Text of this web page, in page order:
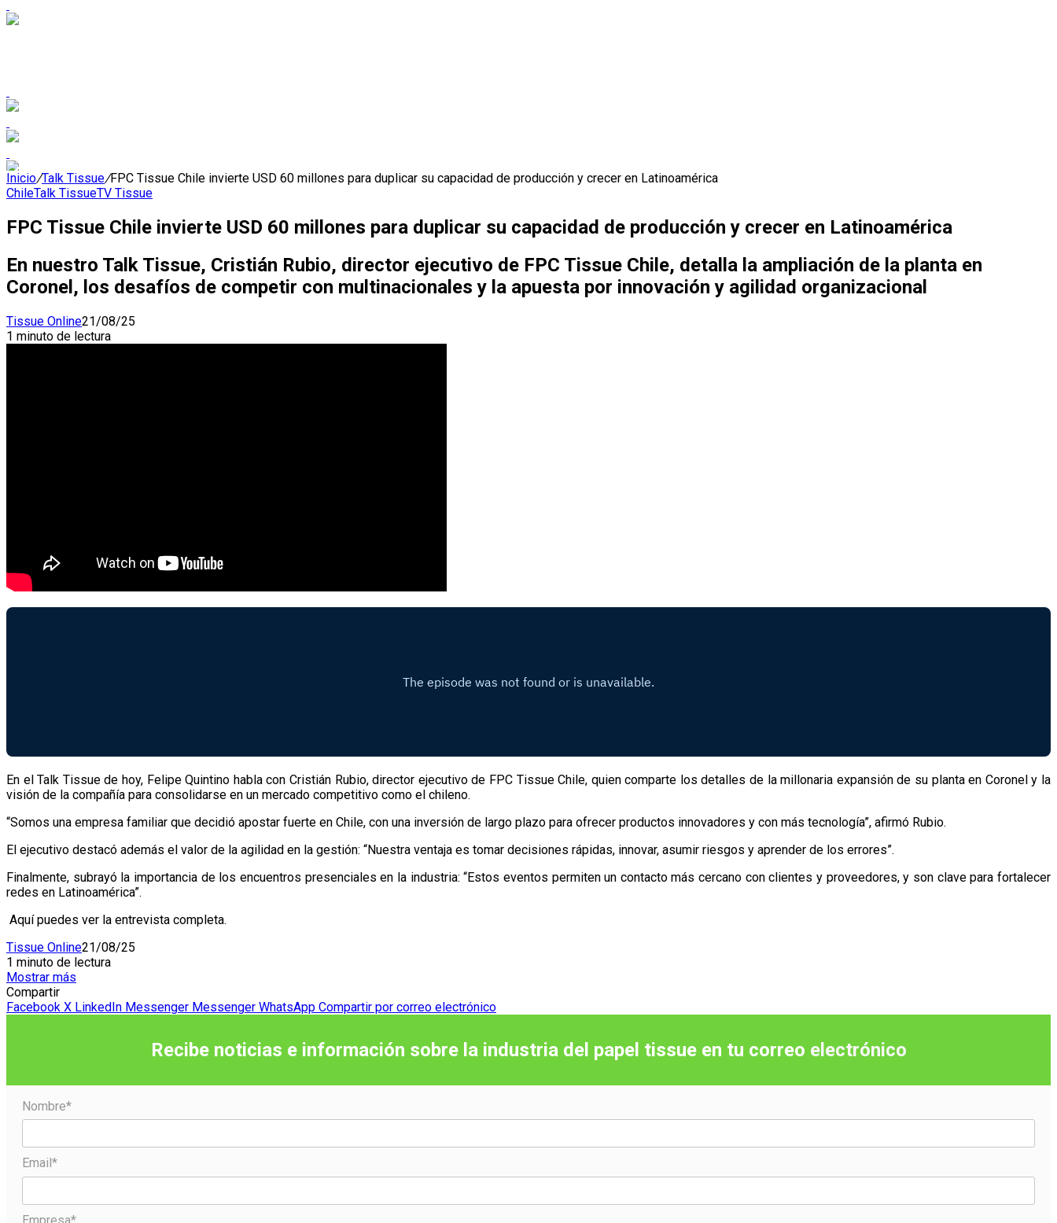
Inicio/Talk Tissue/FPC Tissue Chile invierte USD 60 millones para duplicar su capacidad de producción y crecer en Latinoamérica
ChileTalk TissueTV Tissue
FPC Tissue Chile invierte USD 60 millones para duplicar su capacidad de producción y crecer en Latinoamérica
En nuestro Talk Tissue, Cristián Rubio, director ejecutivo de FPC Tissue Chile, detalla la ampliación de la planta en
Coronel, los desafíos de competir con multinacionales y la apuesta por innovación y agilidad organizacional
Tissue Online21/08/25
1 minuto de lectura
En el Talk Tissue de hoy, Felipe Quintino habla con Cristián Rubio, director ejecutivo de FPC Tissue Chile, quien comparte los detalles de la millonaria expansión de su planta en Coronel y la
visión de la compañía para consolidarse en un mercado competitivo como el chileno.
“Somos una empresa familiar que decidió apostar fuerte en Chile, con una inversión de largo plazo para ofrecer productos innovadores y con más tecnología”, afirmó Rubio.
El ejecutivo destacó además el valor de la agilidad en la gestión: “Nuestra ventaja es tomar decisiones rápidas, innovar, asumir riesgos y aprender de los errores”.
Finalmente, subrayó la importancia de los encuentros presenciales en la industria: “Estos eventos permiten un contacto más cercano con clientes y proveedores, y son clave para fortalecer
redes en Latinoamérica”.
Aquí puedes ver la entrevista completa.
Tissue Online21/08/25
1 minuto de lectura
Mostrar más
Compartir
Facebook X LinkedIn Messenger Messenger WhatsApp Compartir por correo electrónico
Recibe noticias e información sobre la industria del papel tissue en tu correo electrónico
Nombre*
Email*
Empresa*